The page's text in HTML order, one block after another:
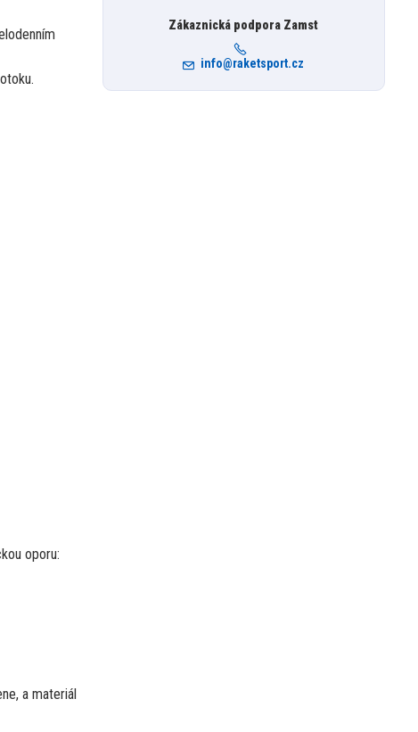
oporu:
a materiál
Zákaznická podpora Zamst
info@raketsport.cz